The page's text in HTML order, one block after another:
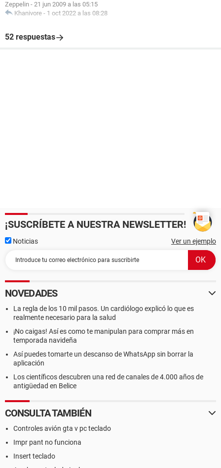
Zeppelin - 21 jun 2009 a las 05:15
Khanivore - 1 oct 2022 a las 08:28
52 respuestas
¡SUSCRÍBETE A NUESTRA NEWSLETTER!
Noticias Ver un ejemplo
NOVEDADES
La regla de los 10 mil pasos. Un cardiólogo explicó lo que es
realmente necesario para la salud
¡No caigas! Así es como te manipulan para comprar más en
temporada navideña
Así puedes tomarte un descanso de WhatsApp sin borrar la
aplicación
Los científicos descubren una red de canales de 4.000 años de
antigüedad en Belice
CONSULTA TAMBIÉN
Controles avión gta v pc teclado
Impr pant no funciona
Insert teclado